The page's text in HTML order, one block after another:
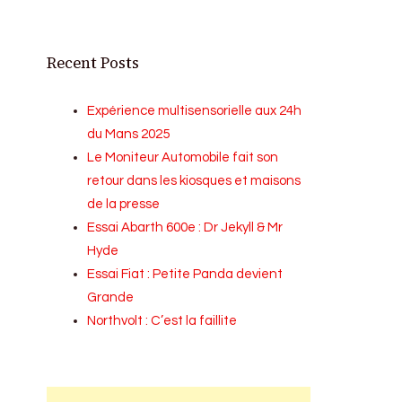
Recent Posts
Expérience multisensorielle aux 24h
du Mans 2025
Le Moniteur Automobile fait son
retour dans les kiosques et maisons
de la presse
Essai Abarth 600e : Dr Jekyll & Mr
Hyde
Essai Fiat : Petite Panda devient
Grande
Northvolt : C’est la faillite